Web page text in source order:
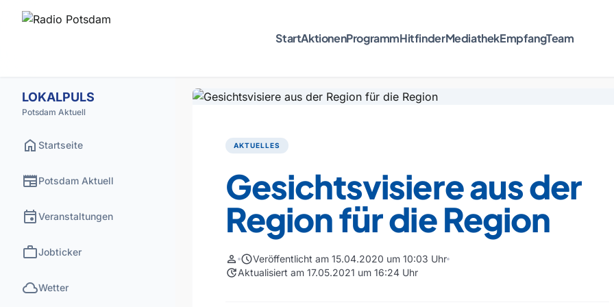
StartAktionenProgrammHitfinderMediathekEmpfangTeam
LOKALPULS
Potsdam Aktuell
home Startseite
newspaperPotsdam Aktuell
eventVeranstaltungen
workJobticker
cloudWetter
AKTUELLES
Gesichtsvisiere aus der
Region für die Region
person scheduleVeröffentlicht am 15.04.2020 um 10:03 Uhr
updateAktualisiert am 17.05.2021 um 16:24 Uhr